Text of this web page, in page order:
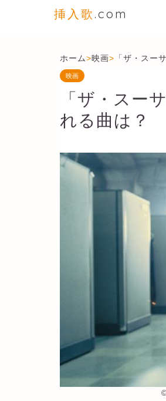
挿入歌.com
ホーム>映画> 「ザ・スー
映画
「ザ・スー
れる曲は？